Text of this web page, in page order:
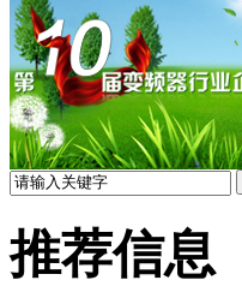
推荐信息